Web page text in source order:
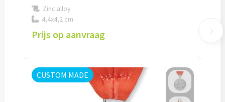
Lunch
Lunchboxen bedrukken
Lunchbekers bedrukken
Voedselcontainers bedrukken
Zinc alloy
4,4x4,2 cm
Prijs op aanvraag
CUSTOM MADE